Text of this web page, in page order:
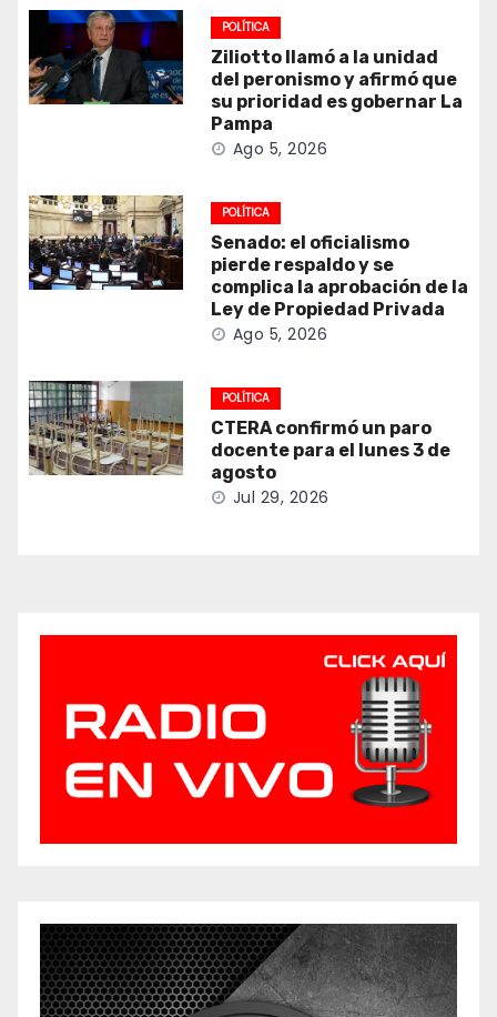
POLÍTICA
Ziliotto llamó a la unidad
del peronismo y afirmó que
su prioridad es gobernar La
Pampa
Ago 5, 2026
POLÍTICA
Senado: el oficialismo
pierde respaldo y se
complica la aprobación de la
Ley de Propiedad Privada
Ago 5, 2026
POLÍTICA
CTERA confirmó un paro
docente para el lunes 3 de
agosto
Jul 29, 2026